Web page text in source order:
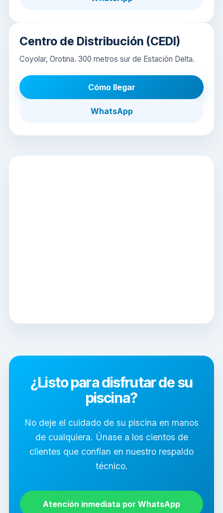
Centro de Distribución (CEDI)
Coyolar, Orotina. 300 metros sur de Estación Delta.
Cómo llegar
WhatsApp
¿Listo para disfrutar de su
piscina?
No deje el cuidado de su piscina en manos
de cualquiera. Únase a los cientos de
clientes que confían en nuestro respaldo
técnico.
Atención inmediata por WhatsApp